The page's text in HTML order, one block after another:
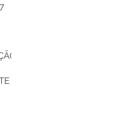
E